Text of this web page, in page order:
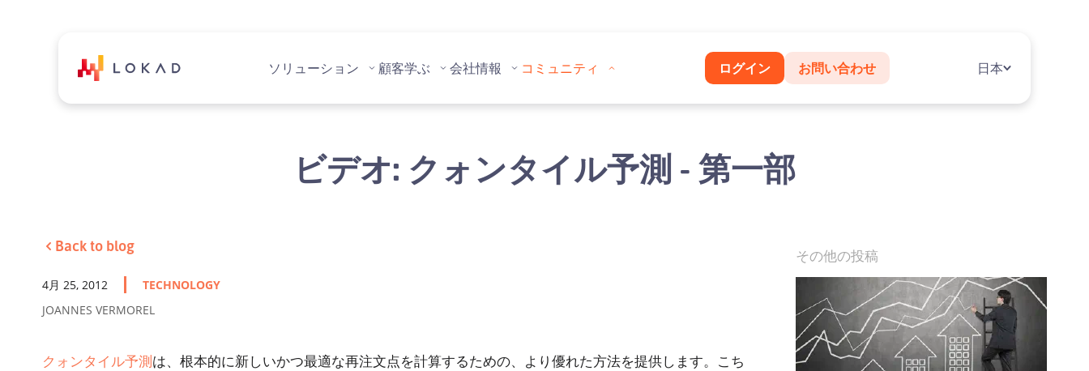
ソリューション 顧客学ぶ 会社情報 コミュニティ ログイン お問い合わせ 日本
ビデオ: クォンタイル予測 - 第一部
Back to blog
4月 25, 2012
TECHNOLOGY
JOANNES VERMOREL
クォンタイル予測は、根本的に新しいかつ最適な再注文点を計算するための、より優れた方法を提供します。こち
その他の投稿